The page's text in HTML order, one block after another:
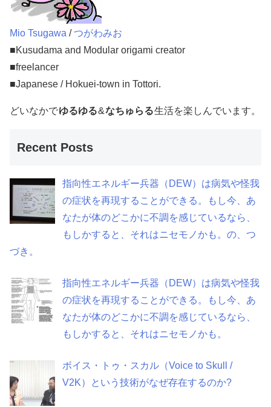
Mio Tsugawa /つがわみお
■Kusudama and Modular origami creator
■freelancer
■Japanese / Hokuei-town in Tottori.
どいなかでゆるゆる&なちゅらる生活を楽しんでいます。
Recent Posts
指向性エネルギー兵器（DEW）は病気や怪我
の症状を再現することができる。もし今、あ
なたが体のどこかに不調を感じているなら、
もしかすると、それはニセモノかも。の、つ
づき。
指向性エネルギー兵器（DEW）は病気や怪我
の症状を再現することができる。もし今、あ
なたが体のどこかに不調を感じているなら、
もしかすると、それはニセモノかも。
ボイス・トゥ・スカル（Voice to Skull /
V2K）という技術がなぜ存在するのか?